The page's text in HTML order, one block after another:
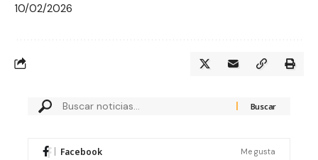
10/02/2026
Facebook Me gusta